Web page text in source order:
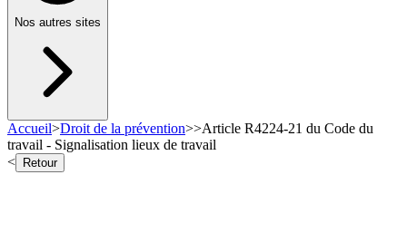
Nos autres sites
Accueil>Droit de la prévention>>Article R4224-21 du Code du
travail - Signalisation lieux de travail
<
Retour